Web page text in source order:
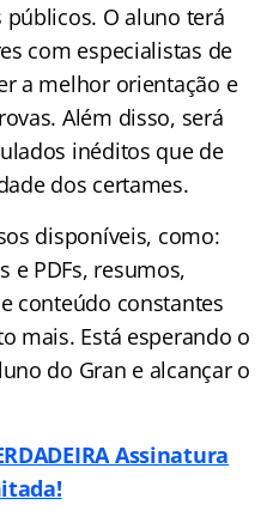
O aluno terá
com especialistas de
a melhor orientação e
Além disso, será
inéditos que de
dos certames.
disponíveis, como:
e PDFs, resumos,
conteúdo constantes
mais. Está esperando o
do Gran e alcançar o
Assinatura